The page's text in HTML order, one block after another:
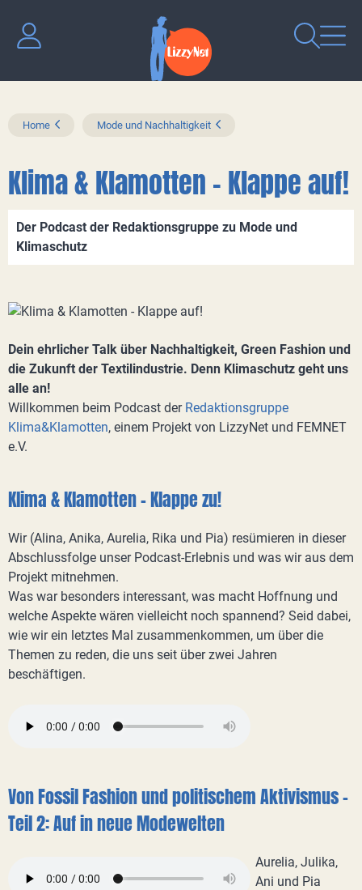
Home Mode und Nachhaltigkeit
Klima & Klamotten - Klappe auf!
Der Podcast der Redaktionsgruppe zu Mode und
Klimaschutz
Dein ehrlicher Talk über Nachhaltigkeit, Green Fashion und
die Zukunft der Textilindustrie. Denn Klimaschutz geht uns
alle an!
Willkommen beim Podcast der Redaktionsgruppe
Klima&Klamotten, einem Projekt von LizzyNet und FEMNET
e.V.
Klima & Klamotten - Klappe zu!
Wir (Alina, Anika, Aurelia, Rika und Pia) resümieren in dieser
Abschlussfolge unser Podcast-Erlebnis und was wir aus dem
Projekt mitnehmen.
Was war besonders interessant, was macht Hoffnung und
welche Aspekte wären vielleicht noch spannend? Seid dabei,
wie wir ein letztes Mal zusammenkommen, um über die
Themen zu reden, die uns seit über zwei Jahren
beschäftigen.
Von Fossil Fashion und politischem Aktivismus -
Teil 2: Auf in neue Modewelten
Aurelia, Julika,
Ani und Pia